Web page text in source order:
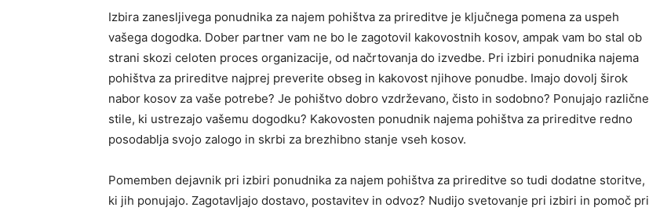
Izbira zanesljivega ponudnika za najem pohištva za prireditve je ključnega pomena za uspeh
vašega dogodka. Dober partner vam ne bo le zagotovil kakovostnih kosov, ampak vam bo stal ob
strani skozi celoten proces organizacije, od načrtovanja do izvedbe. Pri izbiri ponudnika najema
pohištva za prireditve najprej preverite obseg in kakovost njihove ponudbe. Imajo dovolj širok
nabor kosov za vaše potrebe? Je pohištvo dobro vzdrževano, čisto in sodobno? Ponujajo različne
stile, ki ustrezajo vašemu dogodku? Kakovosten ponudnik najema pohištva za prireditve redno
posodablja svojo zalogo in skrbi za brezhibno stanje vseh kosov.
Pomemben dejavnik pri izbiri ponudnika za najem pohištva za prireditve so tudi dodatne storitve,
ki jih ponujajo. Zagotavljajo dostavo, postavitev in odvoz? Nudijo svetovanje pri izbiri in pomoč pri